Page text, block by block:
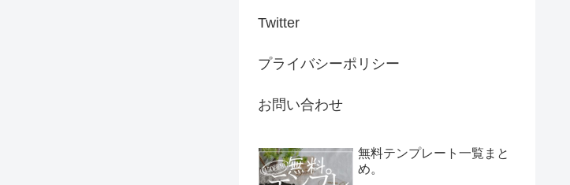
Twitter
プライバシーポリシー
お問い合わせ
無料テンプレート一覧まと
め。